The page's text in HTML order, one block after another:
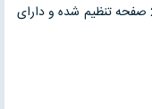
تحقیق CPFR یک تحقیق کامل است که در 21 صفحه تنظیم شده و دارای